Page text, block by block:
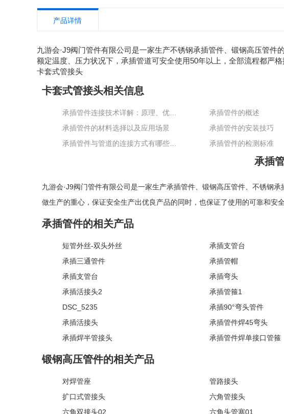
产品详情
九游会·J9阀门管件有限公司是一家生产不锈钢承插管件、锻钢高压管
额定温度、压力状况下，承插管道可安全使用50年以上，全部流程都严
卡套式管接头
卡套式管接头相关信息
承插管件的概述
承插管件的材料选择以及应用场景
承插管件的安装技巧
承插管件的检测标准
承插
九游会·J9阀门管件有限公司是一家生产承插管件 锻钢高压管件 不锈钢承
做生产的重心，保证安全生产出优良产品的同时，也保证了使用的可靠和安全
承插管件的相关产品
短管外丝-双头外丝 承插支管台
承插三通管件
承插管帽
承插支管台
承插弯头
承插活接头2
承插管箍1
DSC_5235
承插90°弯头管件
承插活接头
承插管件焊45弯头
承插焊半管接头
承插管件焊单接口管箍
锻钢高压管件的相关产品
对焊管座 管路接头
扩口式管接头
六角管接头
六角双接头02
六角头管塞01